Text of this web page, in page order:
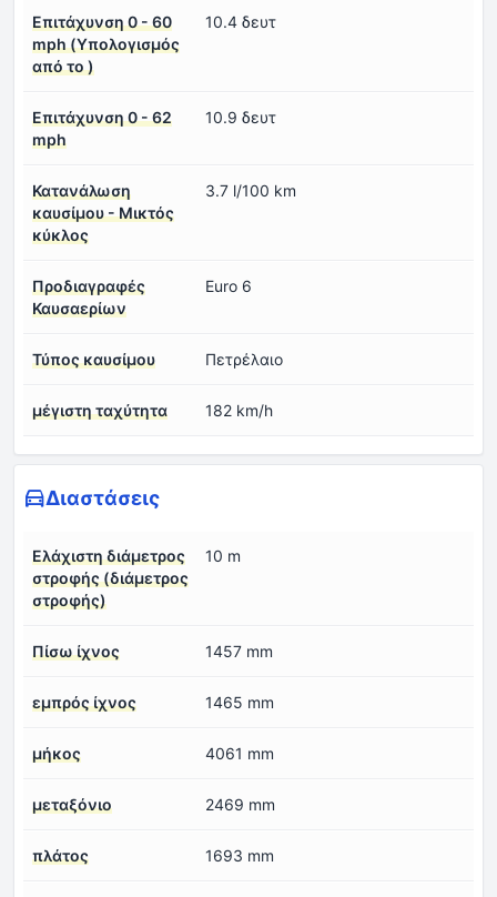
Επιτάχυνση 0 - 60
mph (Υπολογισμός
από το )
10.4 δευτ
Επιτάχυνση 0 - 62
mph
10.9 δευτ
Κατανάλωση
καυσίμου - Μικτός
κύκλος
3.7 l/100 km
Προδιαγραφές
Καυσαερίων
Euro 6
Τύπος καυσίμου Πετρέλαιο
μέγιστη ταχύτητα 182 km/h
Διαστάσεις
Ελάχιστη διάμετρος
στροφής (διάμετρος
στροφής)
10 m
Πίσω ίχνος 1457 mm
εμπρός ίχνος 1465 mm
μήκος 4061 mm
μεταξόνιο 2469 mm
πλάτος 1693 mm